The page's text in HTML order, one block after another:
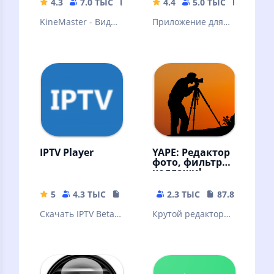
KineMaster - Видео
Приложение для
мультфильмами,
шоу блогеров и
сказками
IPTV Player
5 4.3 ТЫС
20.09 MB
Скачать IPTV Beta
Последняя версия
YAPE: Редактор
фото, фильтры,
коллажи!
2.3 ТЫС
87.87 MB
Крутой редактор
количество
фотофильтров и